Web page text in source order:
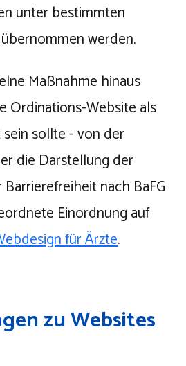
unter bestimmten
werden.
Maßnahme hinaus
Ordinations-Website als
sein sollte - von der
die Darstellung der
nach BaFG
Einordnung auf
für Ärzte.
zu Websites